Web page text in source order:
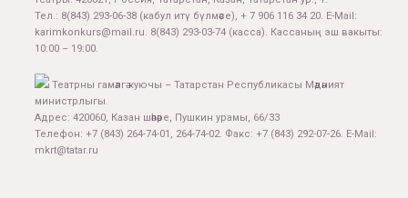
Тел.: 8(843) 293-06-38 (кабул итү бүлмәсе), + 7 906 116 34 20. E-Mail:
karimkonkurs@mail.ru. 8(843) 293-03-74 (касса). Кассаның эш вакыты:
10:00 – 19:00.
Театрны гамәлгә куючы – Татарстан Республикасы Мәдәният
министрлыгы.
Адрес: 420060, Казан шәһәре, Пушкин урамы, 66/33
Телефон: +7 (843) 264-74-01, 264-74-02. Факс: +7 (843) 292-07-26. E-Mail:
mkrt@tatar.ru